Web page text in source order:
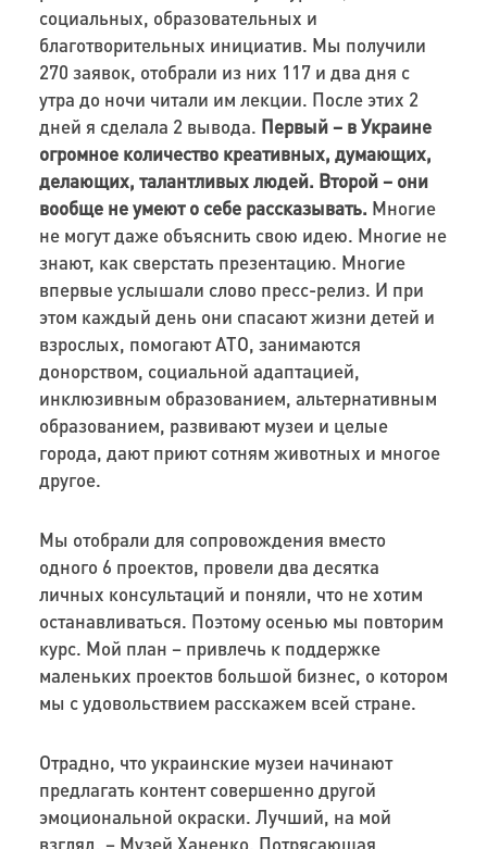
социальных, образовательных и
благотворительных инициатив. Мы получили
270 заявок, отобрали из них 117 и два дня с
утра до ночи читали им лекции. После этих 2
дней я сделала 2 вывода. Первый – в Украине
огромное количество креативных, думающих,
делающих, талантливых людей. Второй – они
вообще не умеют о себе рассказывать. Многие
не могут даже объяснить свою идею. Многие не
знают, как сверстать презентацию. Многие
впервые услышали слово пресс-релиз. И при
этом каждый день они спасают жизни детей и
взрослых, помогают АТО, занимаются
донорством, социальной адаптацией,
инклюзивным образованием, альтернативным
образованием, развивают музеи и целые
города, дают приют сотням животных и многое
другое.
Мы отобрали для сопровождения вместо
одного 6 проектов, провели два десятка
личных консультаций и поняли, что не хотим
останавливаться. Поэтому осенью мы повторим
курс. Мой план – привлечь к поддержке
маленьких проектов большой бизнес, о котором
мы с удовольствием расскажем всей стране.
Отрадно, что украинские музеи начинают
предлагать контент совершенно другой
эмоциональной окраски. Лучший, на мой
взгляд, – Музей Ханенко. Потрясающая